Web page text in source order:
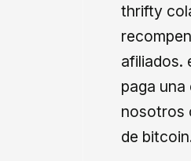
thrifty
afiliados.
paga
nosotros
de